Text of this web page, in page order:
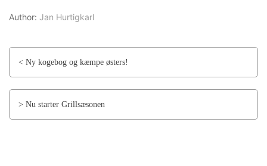
Author: Jan Hurtigkarl
< Ny kogebog og kæmpe østers!
> Nu starter Grillsæsonen